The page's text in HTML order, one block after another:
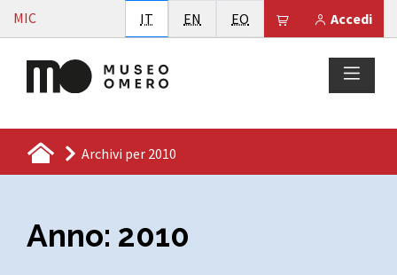
Vai al contenuto
MIC Accedi
Il tuo carrello è
IT Italiano
EN English
EO Esperanto
Archivi per 2010
Anno: 2010